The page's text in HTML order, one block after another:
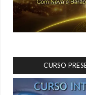
CURSO